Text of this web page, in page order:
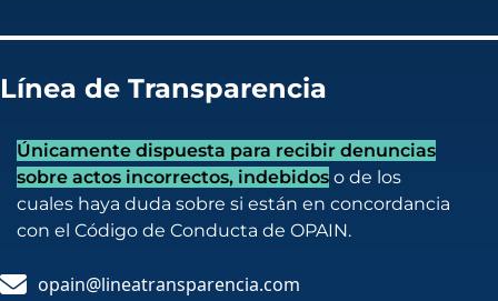
Línea de Transparencia
Únicamente dispuesta para recibir denuncias
sobre actos incorrectos, indebidos o de los
cuales haya duda sobre si están en concordancia
con el Código de Conducta de OPAIN.
opain@lineatransparencia.com